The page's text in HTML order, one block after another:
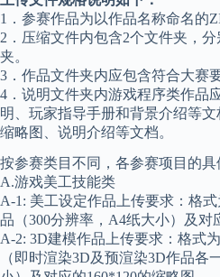
1．参赛作品为以作品名称命名的
2．压缩文件内包含2个文件夹，
夹。
3．作品文件夹内应包含符合大赛
4．说明文件夹内游戏程序类作品
明、玩家指导手册和背景介绍等
缩略图、说明介绍等文档。
按参赛类目不同，各参赛项目的具
A.游戏美工技能类
A-1: 美工设定作品上传要求：格
品（300分辨率，A4纸大小）及对
A-2: 3D建模作品上传要求：格式
（即时渲染3D及预渲染3D作品各